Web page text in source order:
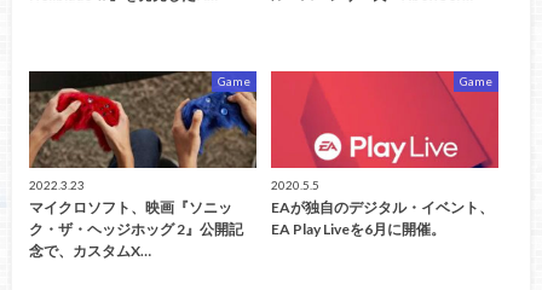
Game
2022.3.23
マイクロソフト、映画『ソニッ
ク・ザ・ヘッジホッグ 2』公開記
念で、カスタムX…
Game
2020.5.5
EAが独自のデジタル・イベント、
EA Play Liveを6月に開催。